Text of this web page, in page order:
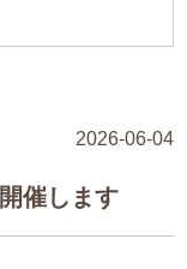
2026-06-04
催します